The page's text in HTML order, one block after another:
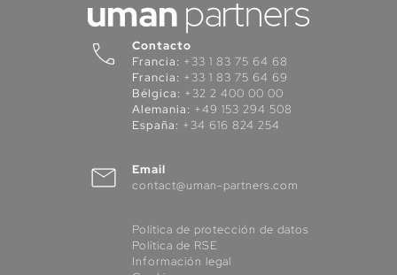
Contacto
Francia: +33 1 83 75 64 68
Francia: +33 1 83 75 64 69
Bélgica: +32 2 400 00 00
Alemania: +49 153 294 508
España: +34 616 824 254
Email
contact@uman-partners.com
Política de protección de datos
Política de RSE
Información legal